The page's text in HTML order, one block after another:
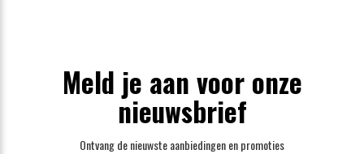
Meld je aan voor onze
nieuwsbrief
Ontvang de nieuwste aanbiedingen en promoties